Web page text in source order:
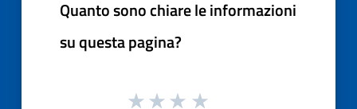
Quanto sono chiare le informazioni
su questa pagina?